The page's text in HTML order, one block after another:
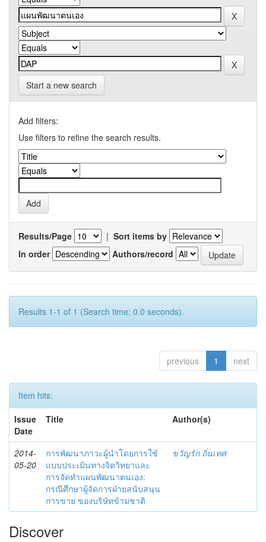
Start a new search
Add filters:
Use filters to refine the search results.
Results/Page | Sort items by
In order
Authors/record
Results 1-1 of 1 (Search time: 0.0 seconds).
previous 1 next
Item hits:
Issue
Date
Title Author(s)
2014-
05-20
การพัฒนาภาวะผู้นำโดยการใช้
แบบประเมินทางจิตวิทยาและ
การจัดทำแผนพัฒนาตนเอง:
กรณีศึกษาผู้จัดการฝ่ายสนับสนุน
การขาย ของบริษัทข้ามชาติ
ขวัญรัก ถิ่นเทศ
Discover